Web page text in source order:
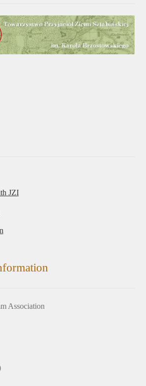
JZI
Association